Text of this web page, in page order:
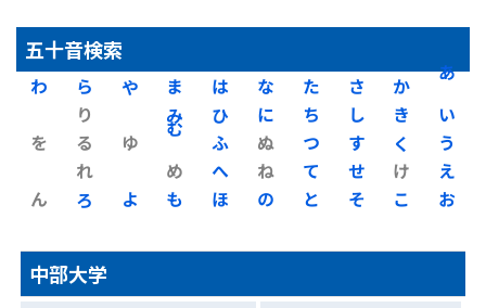
五十音検索
あ
い
う
え
お
か
き
く
け
こ
さ
し
す
せ
そ
た
ち
つ
て
と
な
に
ぬ
ね
の
は
ひ
ふ
へ
ほ
ま
み
む
め
も
や
ゆ
よ
ら
り
る
れ
ろ
わ
を
ん
中部大学